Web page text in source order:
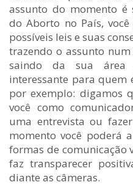
assunto do momento é
do Aborto no País,
possíveis leis e suas
trazendo o assunto
saindo da sua área
interessante para quem
por exemplo: digamos
você como
uma entrevista ou
momento você poderá
formas de comunicação
faz transparecer
diante as câmeras.